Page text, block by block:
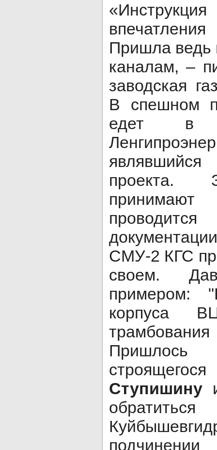
Пришла
каналам, –
заводская
В спешном
едет в
проекта.
принимают
СМУ-2 КГС
своем.
примером:
корпуса
Ступишину